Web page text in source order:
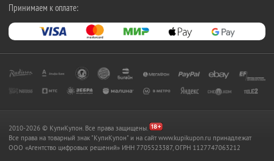
Принимаем к оплате:
2010-2026 © КупиКупон. Все права защищены.
Все права на товарный знак "КупиКупон" и на сайт www.kupikupon.ru принадлежат
OOO «Агентство цифровых решений» ИНН 7705523387, ОГРН 1127747063212